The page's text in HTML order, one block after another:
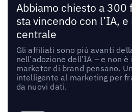
Abbiamo chiesto a 300
sta vincendo con l’IA,
centrale
Gli affiliati sono più avanti
nell’adozione dell’IA – e non
marketer di brand pensano.
intelligente al marketing per
da nuovi dati.